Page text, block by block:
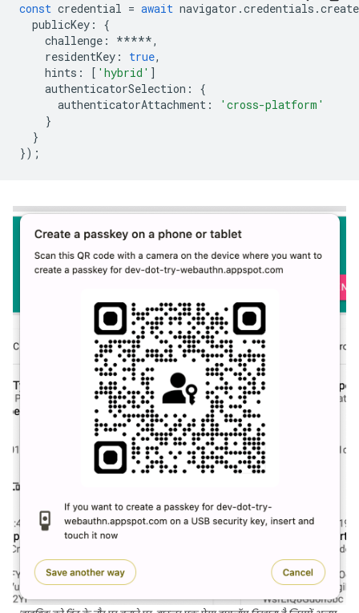
const credential = await navigator .credentials .create
publicKey :
{
challenge : *****,
residentKey : true,
hints : [ 'hybrid' ]
authenticatorSelection :
{
authenticatorAttachment :
'cross-platform'
}
}
});